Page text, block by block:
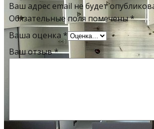
Ваш адрес email не будет
Обязательные поля помечены*
Ваша оценка *
Ваш отзыв*